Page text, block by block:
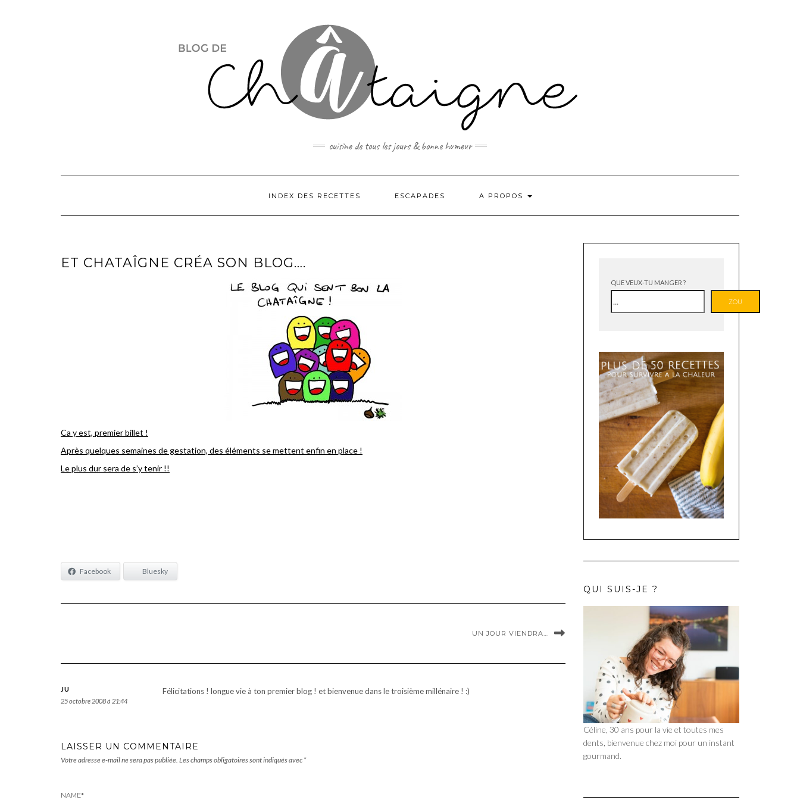
cuisine de tous les jours & bonne humeur
INDEX DES RECETTES ESCAPADES A PROPOS
ET CHATAÎGNE CRÉA SON BLOG….
Ca y est, premier billet !
Après quelques semaines de gestation, des éléments se mettent enfin en place !
Le plus dur sera de s’y tenir !!
Facebook Bluesky
UN JOUR VIENDRA…
JU
25 octobre 2008 à 21:44
Félicitations ! longue vie à ton premier blog ! et bienvenue dans le troisième millénaire ! :)
LAISSER UN COMMENTAIRE
Votre adresse e-mail ne sera pas publiée. Les champs obligatoires sont indiqués avec *
NAME*
QUE VEUX-TU MANGER ?
ZOU
QUI SUIS-JE ?
Céline, 30 ans pour la vie et toutes mes
dents, bienvenue chez moi pour un instant
gourmand.